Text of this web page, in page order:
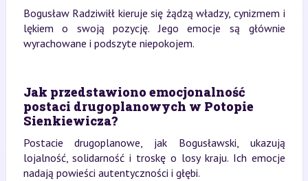
Bogusław Radziwiłł kieruje się żądzą władzy, cynizmem i
lękiem o swoją pozycję. Jego emocje są głównie
wyrachowane i podszyte niepokojem.
Jak przedstawiono emocjonalność
postaci drugoplanowych w Potopie
Sienkiewicza?
Postacie drugoplanowe, jak Bogusławski, ukazują
lojalność, solidarność i troskę o losy kraju. Ich emocje
nadają powieści autentyczności i głębi.